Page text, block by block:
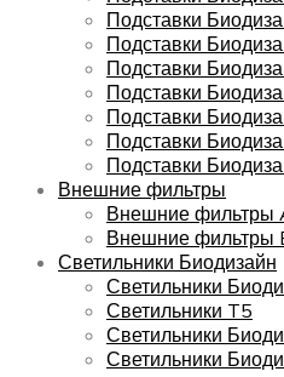
Подставки
Подставки
Подставки
Подставки
Подставки
Подставки
Подставки
Внешние фильтры
Внешние фильтры
Внешние фильтры
Светильники Биодизайн
Светильники
Светильники T5
Светильники
Светильники